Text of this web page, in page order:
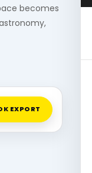
becomes
EXPORT